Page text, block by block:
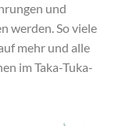
und
werden. So viele
mehr und alle
im Taka-Tuka-